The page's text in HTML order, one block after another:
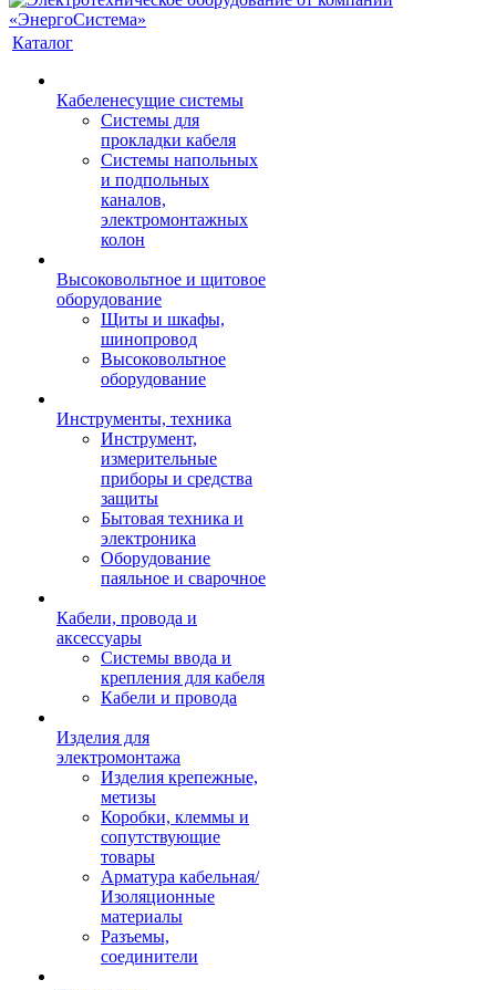
Каталог
Кабеленесущие системы
Системы для
прокладки кабеля
Системы напольных
и подпольных
каналов,
электромонтажных
колон
Высоковольтное и щитовое
оборудование
Щиты и шкафы,
шинопровод
Высоковольтное
оборудование
Инструменты, техника
Инструмент,
измерительные
приборы и средства
защиты
Бытовая техника и
электроника
Оборудование
паяльное и сварочное
Кабели, провода и
аксессуары
Системы ввода и
крепления для кабеля
Кабели и провода
Изделия для
электромонтажа
Изделия крепежные,
метизы
Коробки, клеммы и
сопутствующие
товары
Арматура кабельная/
Изоляционные
материалы
Разъемы,
соединители